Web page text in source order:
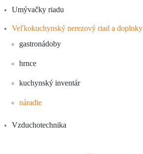
Umývačky riadu
Veľkokuchynský nerezový riad a doplnky
gastronádoby
hrnce
kuchynský inventár
náradie
Vzduchotechnika